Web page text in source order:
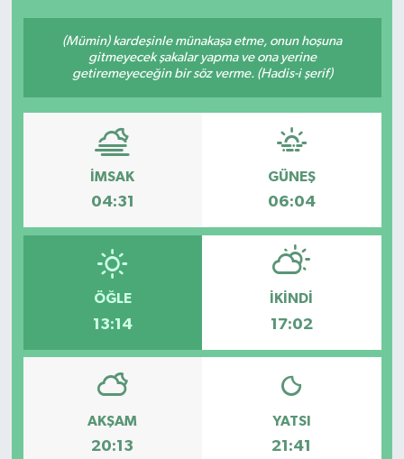
(Mümin) kardeşinle münakaşa etme, onun hoşuna
gitmeyecek şakalar yapma ve ona yerine
getiremeyeceğin bir söz verme. (Hadis-i şerif)
İMSAK
04:31
GÜNEŞ
06:04
ÖĞLE
13:14
İKINDI
17:02
AKŞAM
20:13
YATSI
21:41
ENGLISH
GAZİMAĞUSA
GİRNE
GÜNDEM
GÜNEY KIBRIS
İÇ HABERLER
LEFKOŞA